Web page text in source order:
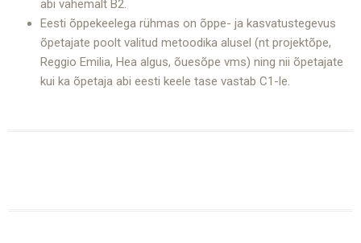
abi vähemalt B2.
Eesti õppekeelega rühmas on õppe- ja kasvatustegevus
õpetajate poolt valitud metoodika alusel (nt projektõpe,
Reggio Emilia, Hea algus, õuesõpe vms) ning nii õpetajate
kui ka õpetaja abi eesti keele tase vastab C1-le.